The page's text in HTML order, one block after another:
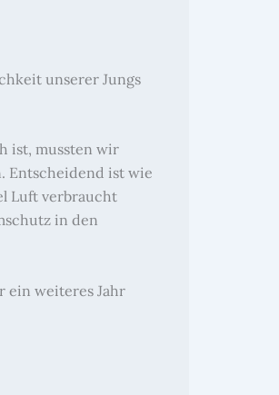
unserer Jungs
ist, mussten wir
Entscheidend ist wie
Luft verbraucht
in den
ein weiteres Jahr